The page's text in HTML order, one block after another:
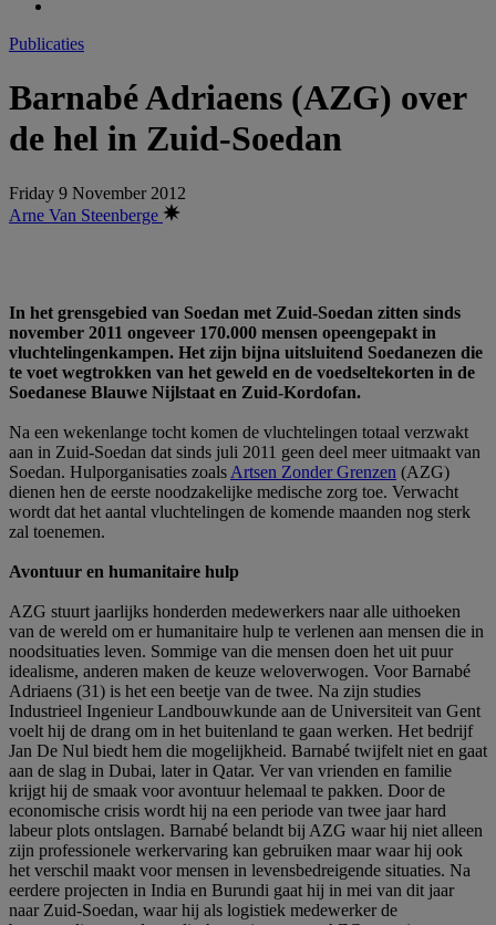
Publicaties
Barnabé Adriaens (AZG) over
de hel in Zuid-Soedan
Friday 9 November 2012
Arne Van Steenberge
In het grensgebied van Soedan met Zuid-Soedan zitten sinds
november 2011 ongeveer 170.000 mensen opeengepakt in
vluchtelingenkampen. Het zijn bijna uitsluitend Soedanezen die
te voet wegtrokken van het geweld en de voedseltekorten in de
Soedanese Blauwe Nijlstaat en Zuid-Kordofan.
Na een wekenlange tocht komen de vluchtelingen totaal verzwakt
aan in Zuid-Soedan dat sinds juli 2011 geen deel meer uitmaakt van
Soedan. Hulporganisaties zoals Artsen Zonder Grenzen (AZG)
dienen hen de eerste noodzakelijke medische zorg toe. Verwacht
wordt dat het aantal vluchtelingen de komende maanden nog sterk
zal toenemen.
Avontuur en humanitaire hulp
AZG stuurt jaarlijks honderden medewerkers naar alle uithoeken
van de wereld om er humanitaire hulp te verlenen aan mensen die in
noodsituaties leven. Sommige van die mensen doen het uit puur
idealisme, anderen maken de keuze weloverwogen. Voor Barnabé
Adriaens (31) is het een beetje van de twee. Na zijn studies
Industrieel Ingenieur Landbouwkunde aan de Universiteit van Gent
voelt hij de drang om in het buitenland te gaan werken. Het bedrijf
Jan De Nul biedt hem die mogelijkheid. Barnabé twijfelt niet en gaat
aan de slag in Dubai, later in Qatar. Ver van vrienden en familie
krijgt hij de smaak voor avontuur helemaal te pakken. Door de
economische crisis wordt hij na een periode van twee jaar hard
labeur plots ontslagen. Barnabé belandt bij AZG waar hij niet alleen
zijn professionele werkervaring kan gebruiken maar waar hij ook
het verschil maakt voor mensen in levensbedreigende situaties. Na
eerdere projecten in India en Burundi gaat hij in mei van dit jaar
naar Zuid-Soedan, waar hij als logistiek medewerker de